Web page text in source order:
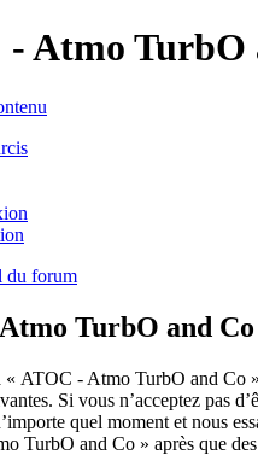
- Atmo TurbO
du forum
TurbO and
« ATOC - Atmo TurbO and Co
Si vous n’acceptez pas
quel moment et nous
TurbO and Co » après que